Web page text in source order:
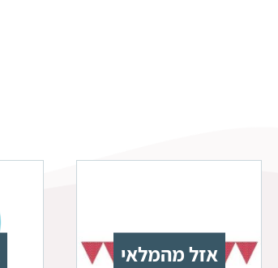
אזל מהמלאי